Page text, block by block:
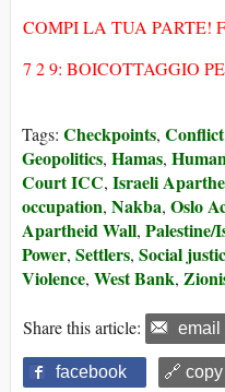
COMPI LA TUA PARTE!
7 2 9: BOICOTTAGGIO
Tags: Checkpoints, Conflict
Geopolitics, Hamas,
Court ICC, Israeli
occupation, Nakba, Oslo
Apartheid Wall, Palestine/
Power, Settlers, Social
Violence, West Bank,
Share this article: email
facebook 🔗